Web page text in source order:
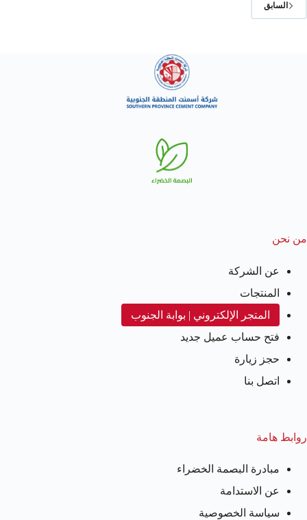
السابق
من نحن
عن الشركة
المنتجات
المتجر الإلكتروني | بوابة الجنوب
فتح حساب عميل جديد
حجز زيارة
اتصل بنا
روابط هامة
مبادرة البصمة الخضراء
عن الاستدامة
سياسة الخصوصية